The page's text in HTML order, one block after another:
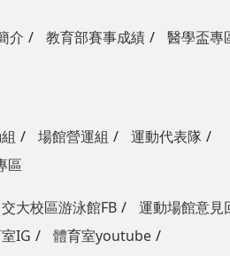
介 教育部賽事成績
醫學盃專
場館營運組
運動代表隊
區
交大校區游泳館FB
運動場館意見
IG
體育室youtube